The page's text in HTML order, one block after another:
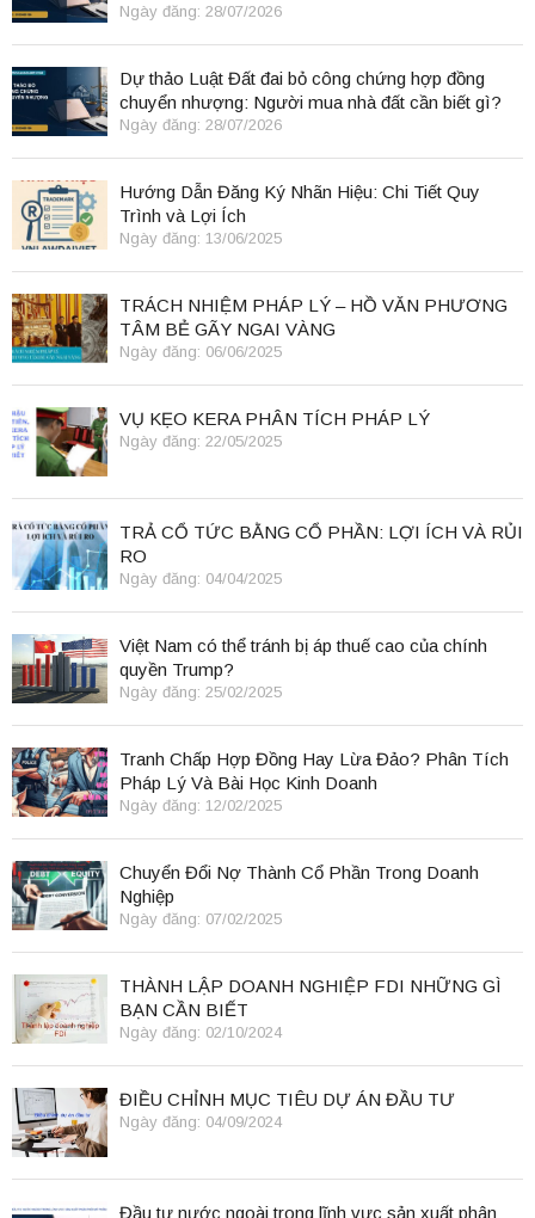
Ngày đăng: 28/07/2026
Dự thảo Luật Đất đai bỏ công chứng hợp đồng
chuyển nhượng: Người mua nhà đất cần biết gì?
Ngày đăng: 28/07/2026
Hướng Dẫn Đăng Ký Nhãn Hiệu: Chi Tiết Quy
Trình và Lợi Ích
Ngày đăng: 13/06/2025
TRÁCH NHIỆM PHÁP LÝ – HỒ VĂN PHƯƠNG
TÂM BẺ GÃY NGAI VÀNG
Ngày đăng: 06/06/2025
VỤ KẸO KERA PHÂN TÍCH PHÁP LÝ
Ngày đăng: 22/05/2025
TRẢ CỔ TỨC BẰNG CỔ PHẦN: LỢI ÍCH VÀ RỦI
RO
Ngày đăng: 04/04/2025
Việt Nam có thể tránh bị áp thuế cao của chính
quyền Trump?
Ngày đăng: 25/02/2025
Tranh Chấp Hợp Đồng Hay Lừa Đảo? Phân Tích
Pháp Lý Và Bài Học Kinh Doanh
Ngày đăng: 12/02/2025
Chuyển Đổi Nợ Thành Cổ Phần Trong Doanh
Nghiệp
Ngày đăng: 07/02/2025
THÀNH LẬP DOANH NGHIỆP FDI NHỮNG GÌ
BẠN CẦN BIẾT
Ngày đăng: 02/10/2024
ĐIỀU CHỈNH MỤC TIÊU DỰ ÁN ĐẦU TƯ
Ngày đăng: 04/09/2024
Đầu tư nước ngoài trong lĩnh vực sản xuất phân